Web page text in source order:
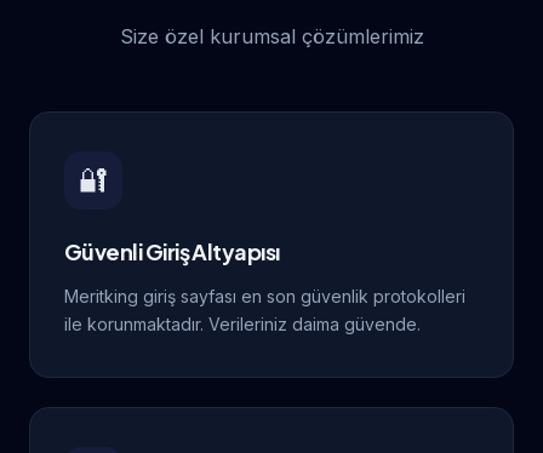
Size özel kurumsal çözümlerimiz
🔐
Güvenli Giriş Altyapısı
Meritking giriş sayfası en son güvenlik protokolleri
ile korunmaktadır. Verileriniz daima güvende.